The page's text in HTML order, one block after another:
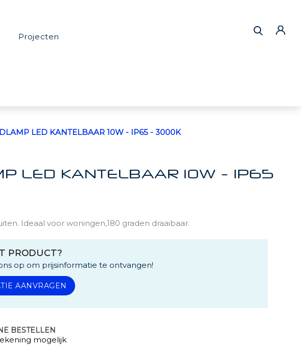
Projecten
LED KANTELBAAR 10W - IP65 - 3000K
LED KANTELBAAR 10W - IP65
Ideaal voor woningen,180 graden draaibaar.
PRODUCT?
op om prijsinformatie te ontvangen!
AANVRAGEN
BESTELLEN
mogelijk